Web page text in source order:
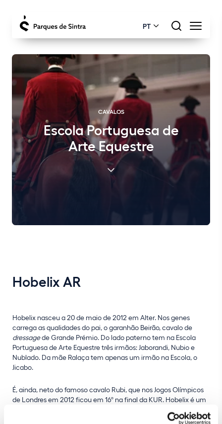
PT
CAVALOS
Escola Portuguesa de
Arte Equestre
Hobelix AR
Hobelix nasceu a 20 de maio de 2012 em Alter. Nos genes
carrega as qualidades do pai, o garanhão Beirão, cavalo de
dressagede Grande Prémio. Do lado paterno tem na Escola
Portuguesa de Arte Equestre três irmãos: Jaborandi, Nubio e
Nublado. Da mãe Ralaça tem apenas um irmão na Escola, o
Jicabo.
É, ainda, neto do famoso cavalo Rubi, que nos Jogos Olímpicos
de Londres em 2012 ficou em 16º na final da KUR. Hobelix é um
Piaffer.